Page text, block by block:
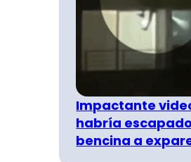
Impactante
habría
bencina a